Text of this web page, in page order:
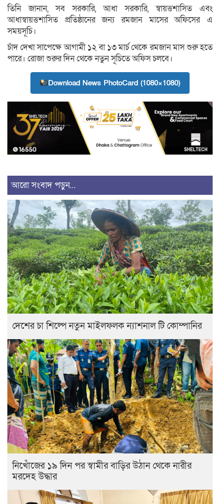
তিনি জানান, সব সরকারি, আধা সরকারি, স্বায়ত্তশাসিত এবং
আধাস্বায়ত্তশাসিত প্রতিষ্ঠানের জন্য রমজান মাসের অফিসের এ
সময়সূচি।
চাঁদ দেখা সাপেক্ষে আগামী ১২ বা ১৩ মার্চ থেকে রমজান মাস শুরু হতে
পারে। রোজা শুরুর দিন থেকে নতুন সূ‌চিতে অফিস চলবে।
Download News PhotoCard (1080×1080)
আরো সংবাদ পড়ুন...
দেশের চা শিল্পে নতুন মাইলফলক ন্যাশনাল টি কোম্পানির
নিখোঁজের ১৯ দিন পর স্বামীর বাড়ির উঠান থেকে নারীর
মরদেহ উদ্ধার